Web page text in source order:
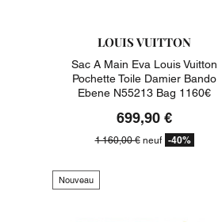
LOUIS VUITTON
Sac A Main Eva Louis Vuitton
Pochette Toile Damier Bando
Ebene N55213 Bag 1160€
699,90 €
1 160,00 €neuf -40%
Nouveau